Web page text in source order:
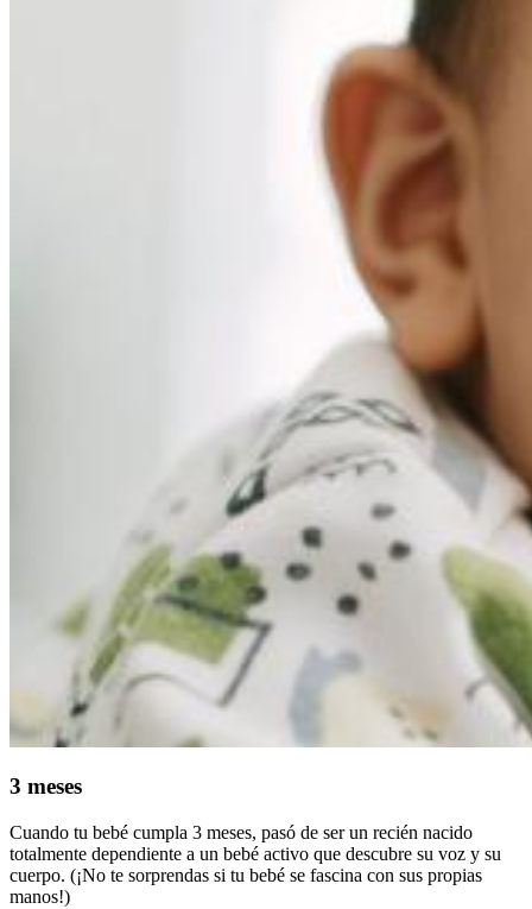
3 meses
Cuando tu bebé cumpla 3 meses, pasó de ser un recién nacido
totalmente dependiente a un bebé activo que descubre su voz y su
cuerpo. (¡No te sorprendas si tu bebé se fascina con sus propias
manos!)